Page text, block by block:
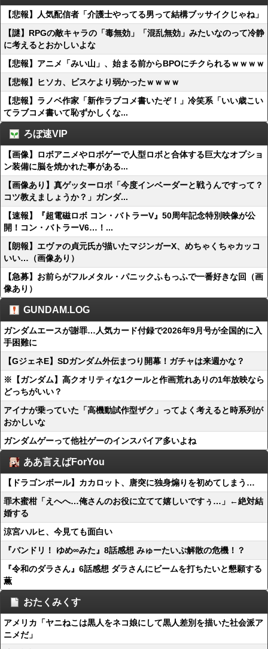
【悲報】人気配信者「介護士やってる男って結構ブッサイクじゃね」
【謎】RPGの敵キャラの「毒無効」「混乱無効」みたいなのって冷静
に考えるとおかしいよな
【悲報】アニメ「みい山」、始まる前からBPOにチクられるｗｗｗｗ
【悲報】ヒソカ、ビスケより弱かったｗｗｗｗ
【悲報】ラノベ作家「新作ラブコメ書いたぞ！」冷笑系「いい歳こい
てラブコメ書いて恥ずかしくな...
ろぼ速VIP
【画像】ロボアニメやロボゲーで人型ロボと合体する巨大なオプショ
ン装備に脳を焼かれた事がある...
【画像あり】真ゲッターロボ「今度インベーダーと戦うんですって？
コツ教えましょうか？」ガンダ...
【速報】『超電磁ロボ コン・バトラーV』50周年記念特別映像が公
開！コン・バトラーV6…！...
【朗報】エヴァの貞元氏が描いたマジンガーX、めちゃくちゃカッコ
いい…（画像あり）
【急募】お前らがフルメタル・パニックふもっふで一番好きな回（画
像あり）
GUNDAM.LOG
ガンダムエースが謝罪…人気カード付録で2026年9月号が全国的に入
手困難に
【GジェネE】SDガンダム外伝まつり開幕！ガチャは来週かな？
※【ガンダム】高クオリティな1クールと作画荒れありの1年放映なら
どっちがいい？
アイナが乗っていた「高機動試作型ザク」ってよく考えると時系列が
おかしいな
ガンダムゲーって他社ゲーのインスパイア多いよね
ああ言えばForYou
【ドラゴンボール】カカロット、唐突に独身煽りを初めてしまう…
罪木蜜柑「えへへ…俺さんのお役に立てて嬉しいですぅ…」←絶対結
婚する
涼宮ハルヒ、今見ても面白い
『バンドリ！ ゆめ∞みた』8話感想 みゅーたいぷ解散の危機！？
『令和のダラさん』6話感想 ダラさんにビームを打ちたいと懇願する
薫
おたくみくす
アメリカ「ヤニねこは黒人をネコ娘にして黒人差別を描いた社会派ア
ニメだ」